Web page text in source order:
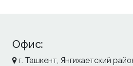
Офис:
г. Ташкент, Янгихаетский